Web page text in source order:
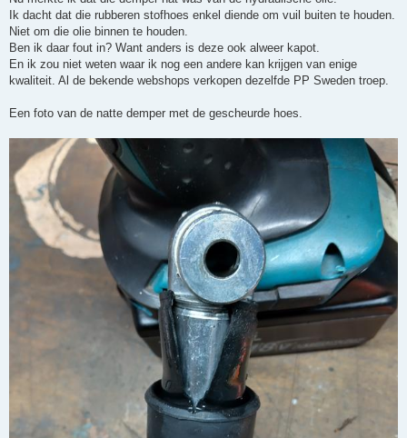
Ik dacht dat die rubberen stofhoes enkel diende om vuil buiten te houden.
Niet om die olie binnen te houden.
Ben ik daar fout in? Want anders is deze ook alweer kapot.
En ik zou niet weten waar ik nog een andere kan krijgen van enige
kwaliteit. Al de bekende webshops verkopen dezelfde PP Sweden troep.
Een foto van de natte demper met de gescheurde hoes.